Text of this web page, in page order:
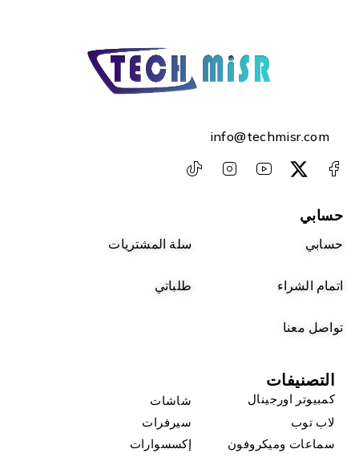
info@techmisr.com
حسابي
حسابي سلة المشتريات
اتمام الشراء طلباتي
تواصل معنا
التصنيفات
كمبيوتر اورجينال
شاشات
لاب توب
سيرفرات
سماعات وميكروفون
إكسسوارات